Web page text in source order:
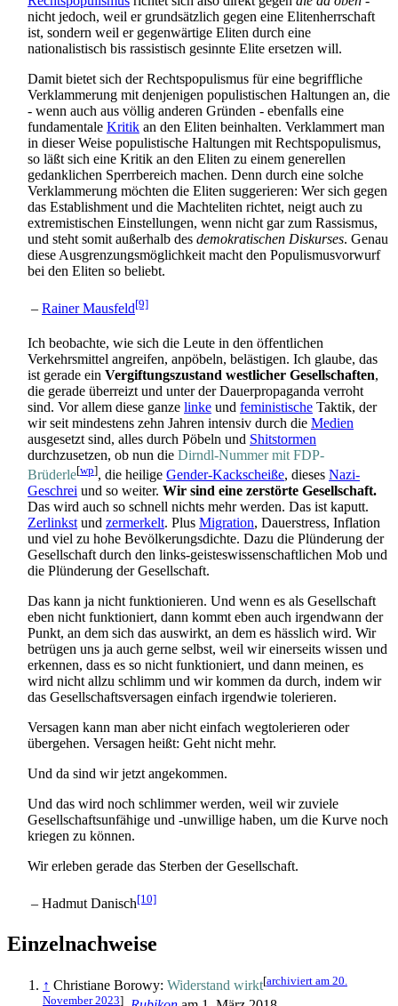
nicht jedoch, weil er grundsätzlich gegen eine Eliten­herrschaft
ist, sondern weil er gegenwärtige Eliten durch eine
nationalistisch bis rassistisch gesinnte Elite ersetzen will.
Damit bietet sich der Rechtspopulismus für eine begriffliche
Verklammerung mit denjenigen populistischen Haltungen an, die
- wenn auch aus völlig anderen Gründen - ebenfalls eine
fundamentale Kritik an den Eliten beinhalten. Verklammert man
in dieser Weise populistische Haltungen mit Rechts­populismus,
so läßt sich eine Kritik an den Eliten zu einem generellen
gedanklichen Sperrbereich machen. Denn durch eine solche
Verklammerung möchten die Eliten suggerieren: Wer sich gegen
das Establishment und die Macht­eliten richtet, neigt auch zu
extremistischen Einstellungen, wenn nicht gar zum Rassismus,
und steht somit außerhalb des demokratischen Diskurses. Genau
diese Ausgrenzungs­möglichkeit macht den Populismus­vorwurf
bei den Eliten so beliebt.
– Rainer Mausfeld[9]
Ich beobachte, wie sich die Leute in den öffentlichen
Verkehrsmittel angreifen, anpöbeln, belästigen. Ich glaube, das
ist gerade ein Vergiftungs­zustand westlicher Gesellschaften,
die gerade überreizt und unter der Dauer­propaganda verroht
sind. Vor allem diese ganze linke und feministische Taktik, der
wir seit mindestens zehn Jahren intensiv durch die Medien
ausgesetzt sind, alles durch Pöbeln und Shitstormen
durchzusetzen, ob nun die Dirndl-Nummer mit FDP-
Brüderle[wp], die heilige Gender-Kackscheiße, dieses Nazi-
Geschrei und so weiter. Wir sind eine zerstörte Gesellschaft.
Das wird auch so schnell nichts mehr werden. Das ist kaputt.
Zerlinkst und zermerkelt. Plus Migration, Dauerstress, Inflation
und viel zu hohe Bevölkerungs­dichte. Dazu die Plünderung der
Gesellschaft durch den links-geistes­wissen­schaftlichen Mob und
die Plünderung der Gesellschaft.
Das kann ja nicht funktionieren. Und wenn es als Gesellschaft
eben nicht funktioniert, dann kommt eben auch irgendwann der
Punkt, an dem sich das auswirkt, an dem es hässlich wird. Wir
betrügen uns ja auch gerne selbst, weil wir einerseits wissen und
erkennen, dass es so nicht funktioniert, und dann meinen, es
wird nicht allzu schlimm und wir kommen da durch, indem wir
das Gesellschafts­versagen einfach irgendwie tolerieren.
Versagen kann man aber nicht einfach wegtolerieren oder
übergehen. Versagen heißt: Geht nicht mehr.
Und da sind wir jetzt angekommen.
Und das wird noch schlimmer werden, weil wir zuviele
Gesellschafts­unfähige und -unwillige haben, um die Kurve noch
kriegen zu können.
Wir erleben gerade das Sterben der Gesellschaft.
– Hadmut Danisch[10]
Einzelnachweise
↑ Christiane Borowy: Widerstand wirkt[archiviert am 20.
November 2023]